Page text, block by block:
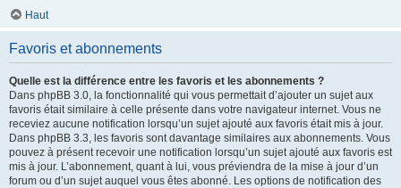
Haut
Favoris et abonnements
Quelle est la différence entre les favoris et les abonnements ?
Dans phpBB 3.0, la fonctionnalité qui vous permettait d’ajouter un sujet aux
favoris était similaire à celle présente dans votre navigateur internet. Vous ne
receviez aucune notification lorsqu’un sujet ajouté aux favoris était mis à jour.
Dans phpBB 3.3, les favoris sont davantage similaires aux abonnements. Vous
pouvez à présent recevoir une notification lorsqu’un sujet ajouté aux favoris est
mis à jour. L’abonnement, quant à lui, vous préviendra de la mise à jour d’un
forum ou d’un sujet auquel vous êtes abonné. Les options de notification des